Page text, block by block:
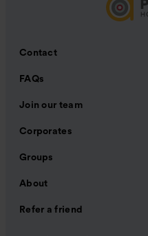
Contact
FAQs
Join our team
Corporates
Groups
About
Refer a friend